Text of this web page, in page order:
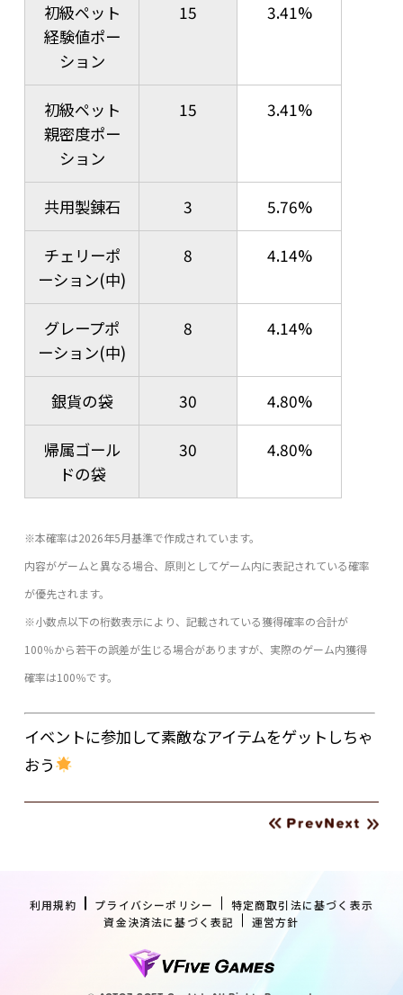
初級ペット
経験値ポー
ション
15 3.41%
初級ペット
親密度ポー
ション
15 3.41%
共用製錬石 3 5.76%
チェリーポ
ーション(中)
8 4.14%
グレープポ
ーション(中)
8 4.14%
銀貨の袋 30 4.80%
帰属ゴール
ドの袋
30 4.80%
※本確率は2026年5月基準で作成されています。
内容がゲームと異なる場合、原則としてゲーム内に表記されている確率
が優先されます。
※小数点以下の桁数表示により、記載されている獲得確率の合計が
100％から若干の誤差が生じる場合がありますが、 実際のゲーム内獲得
確率は100％です。
イベントに参加して素敵なアイテムをゲットしちゃ
おう
利用規約 プライバシーポリシー
特定商取引法に基づく表示
資金決済法に基づく表記
運営方針